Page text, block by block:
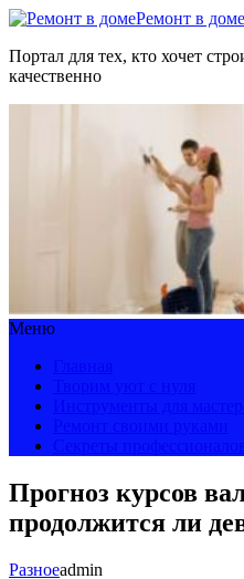
Ремонт в доме
Портал для тех, кто хочет
качественно
Меню
Прогноз курсов
продолжится ли
Разноеadmin